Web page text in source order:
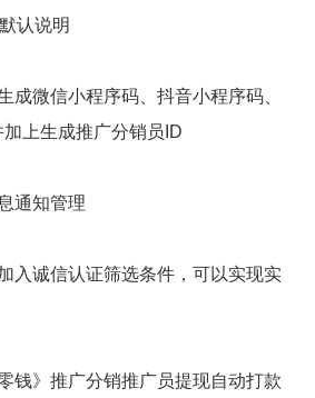
认说明
成微信小程序码、抖音小程序码、
上生成推广分销员ID
通知管理
入诚信认证筛选条件，可以实现实
钱》推广分销推广员提现自动打款